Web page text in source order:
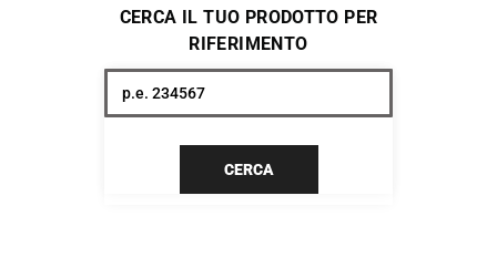
CERCA IL TUO PRODOTTO PER
RIFERIMENTO
CERCA